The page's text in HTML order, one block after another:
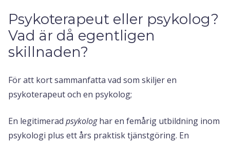
Psykoterapeut eller psykolog?
Vad är då egentligen
skillnaden?
För att kort sammanfatta vad som skiljer en
psykoterapeut och en psykolog;
En legitimerad psykologhar en femårig utbildning inom
psykologi plus ett års praktisk tjänstgöring. En